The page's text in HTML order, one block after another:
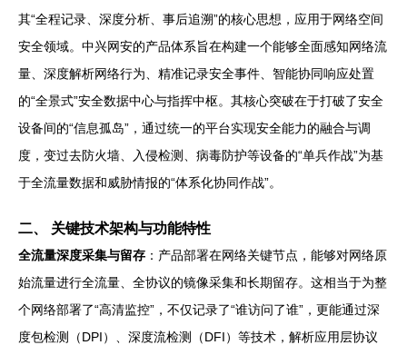
其“全程记录、深度分析、事后追溯”的核心思想，应用于网络空间
安全领域。中兴网安的产品体系旨在构建一个能够全面感知网络流
量、深度解析网络行为、精准记录安全事件、智能协同响应处置
的“全景式”安全数据中心与指挥中枢。其核心突破在于打破了安全
设备间的“信息孤岛”，通过统一的平台实现安全能力的融合与调
度，变过去防火墙、入侵检测、病毒防护等设备的“单兵作战”为基
于全流量数据和威胁情报的“体系化协同作战”。
二、 关键技术架构与功能特性
全流量深度采集与留存 ：产品部署在网络关键节点，能够对网络原
始流量进行全流量、全协议的镜像采集和长期留存。这相当于为整
个网络部署了“高清监控”，不仅记录了“谁访问了谁”，更能通过深
度包检测（DPI）、深度流检测（DFI）等技术，解析应用层协议